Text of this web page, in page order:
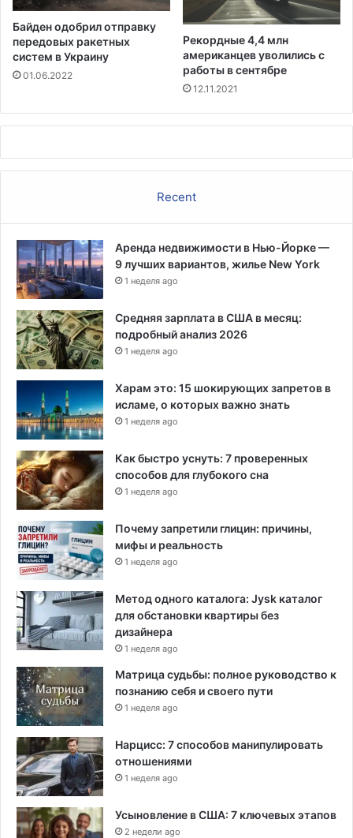
а
с
е
д
а
и
и
о
е
с
к
о
г
о
с
о
в
т
а
р
и
а
д
м
и
н
с
т
р
а
и
и
Б
а
й
д
е
н
а
о
Ф
о
и
р
ы
е
о
н
б
у
д
е
к
о
т
р
л
и
р
о
а
т
ь
Байден одобрил отправку
передовых ракетных
систем в Украину
01.06.2022
Рекордные 4,4 млн
американцев уволились с
работы в сентябре
12.11.2021
Recent
Аренда недвижимости в Нью-Йорке —
9 лучших вариантов, жилье New York
1 неделя ago
Средняя зарплата в США в месяц:
подробный анализ 2026
1 неделя ago
Харам это: 15 шокирующих запретов в
исламе, о которых важно знать
1 неделя ago
Как быстро уснуть: 7 проверенных
способов для глубокого сна
1 неделя ago
Почему запретили глицин: причины,
мифы и реальность
1 неделя ago
Метод одного каталога: Jysk каталог
для обстановки квартиры без
дизайнера
1 неделя ago
Матрица судьбы: полное руководство к
познанию себя и своего пути
1 неделя ago
Нарцисс: 7 способов манипулировать
отношениями
1 неделя ago
Усыновление в США: 7 ключевых этапов
2 недели ago